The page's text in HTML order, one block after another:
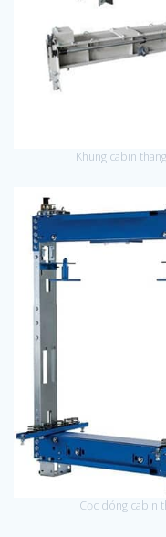
Khung cabin
Cọc dóng cabin